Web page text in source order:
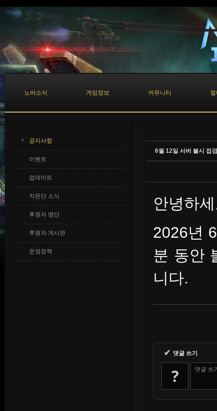
노바소식 게임정보 커뮤니티
공지사항
이벤트
업데이트
자문단 소식
후원자 명단
후원자 게시판
운영정책
6월 12일 서버 불시 접검
안녕하
2026년
분 동안
니다.
✔ 댓글 쓰기
? 댓글 쓰
Sketchbook5, 스케치북5
Sketchbook5, 스케치북5